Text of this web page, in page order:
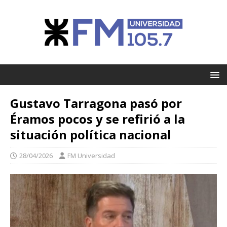
Gustavo Tarragona pasó por
Éramos pocos y se refirió a la
situación política nacional
28/04/2026 FM Universidad